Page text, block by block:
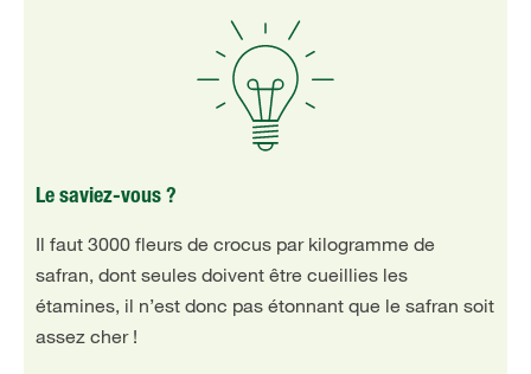
Le saviez-vous ?
Il faut 3000 fleurs de crocus par kilogramme de
safran, dont seules doivent être cueillies les
étamines, il n’est donc pas étonnant que le safran soit
assez cher !